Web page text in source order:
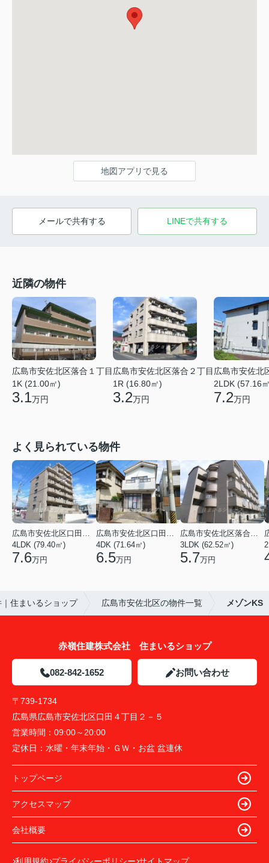
地図アプリで見る
メールで共有する LINEで共有する
近隣の物件
広島市安佐北区落合１丁目
1K (21.00㎡)
3.1万円
広島市安佐北区落合２丁目
1R (16.80㎡)
3.2万円
広島市安佐北
2LDK (57.16
7.2万円
よく見られている物件
広島市安佐北区口田３丁目
4LDK (79.40㎡)
7.6万円
広島市安佐北区口田５丁目
4DK (71.64㎡)
6.5万円
広島市安佐北区落合２丁目
3LDK (62.52㎡)
5.7万円
住まいるショップ 広島市安佐北区の物件一覧 メゾンKS
赤嶺住建株式会社 住まいるショップ
082-842-1652 お問い合わせ
〒739-1734
広島県広島市安佐北区口田４丁目２－５
営業時間： 09:00～20:00
定休日： 水曜・年末年始・ＧＷ・お盆 盆連休
トップページ
アクセスマップ
会社概要